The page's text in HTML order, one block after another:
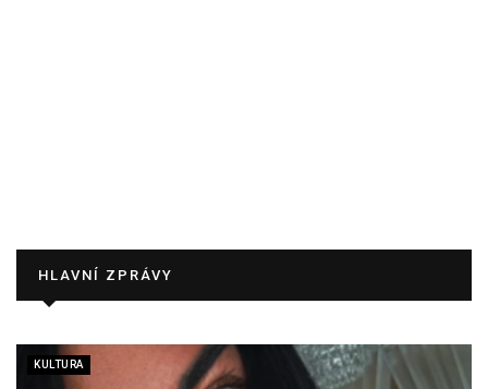
HLAVNÍ ZPRÁVY
KULTURA